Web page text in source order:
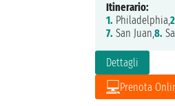
Dettagli
Prenota
Itinerario:
1. Philadelphia,
7. San Juan,8.